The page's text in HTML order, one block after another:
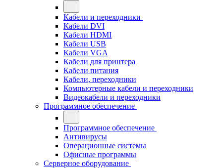
Кабели и переходники
Кабели DVI
Кабели HDMI
Кабели USB
Кабели VGA
Кабели для принтера
Кабели питания
Кабели, переходники
Компьютерные кабели и переходники
Видеокабели и переходники
Программное обеспечение
Программное обеспечение
Антивирусы
Операционные системы
Офисные программы
Серверное оборудование